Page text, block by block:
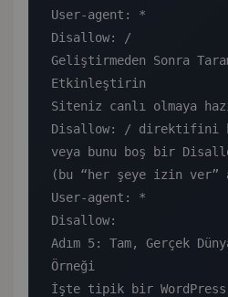
User-agent: *
Disallow: /
Geliştirmeden Sonra
Etkinleştirin
Siteniz canlı olmaya
Disallow: / direktifini
veya bunu boş bir
(bu “her şeye izin ver”
User-agent: *
Disallow:
Adım 5: Tam, Gerçek
Örneği
İşte tipik bir